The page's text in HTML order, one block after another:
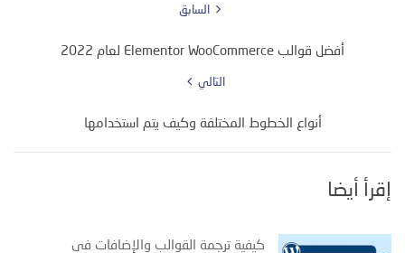
السابق
أفضل قوالب Elementor WooCommerce لعام 2022
التالي
أنواع الخطوط المختلفة وكيف يتم استخدامها
إقرأ أيضا
كيفية ترجمة القوالب والإضافات في